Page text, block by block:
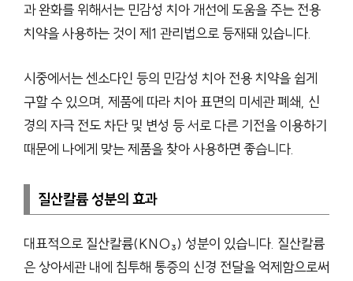
과 완화를 위해서는 민감성 치아 개선에 도움을 주는 전용
치약을 사용하는 것이 제1 관리법으로 등재돼 있습니다.
시중에서는 센소다인 등의 민감성 치아 전용 치약을 쉽게
구할 수 있으며, 제품에 따라 치아 표면의 미세관 폐쇄, 신
경의 자극 전도 차단 및 변성 등 서로 다른 기전을 이용하기
때문에 나에게 맞는 제품을 찾아 사용하면 좋습니다.
질산칼륨 성분의 효과
대표적으로 질산칼륨(KNO₃) 성분이 있습니다. 질산칼륨
은 상아세관 내에 침투해 통증의 신경 전달을 억제함으로써